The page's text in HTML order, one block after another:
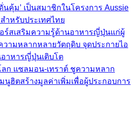
ดั่นคุ้ม’ เป็นสมาชิกในโครงการ Aussie
ำหรับประเทศไทย
ร์สเสริมความรู้ด้านอาหารญี่ปุ่นแก่ผู้
วามหลากหลายวัตถุดิบ จุดประกายไอ
อาหารญี่ปุ่นเติบโต
ลก แซลมอน-เทราต์ ชูความหลาก
นูฮิตสร้างมูลค่าเพิ่มเพื่อผู้ประกอบการ